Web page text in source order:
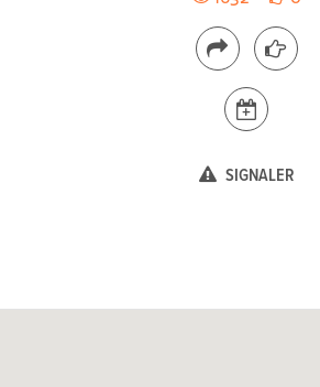
SIGNALER